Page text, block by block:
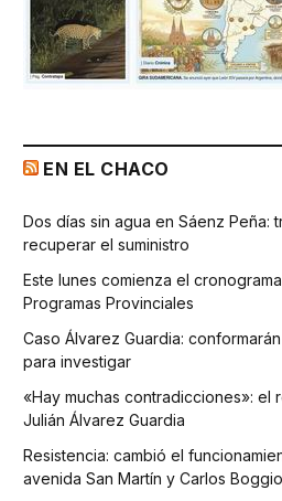
EN EL CHACO
Dos días sin agua en Sáenz Peña:
recuperar el suministro
Este lunes comienza el
Programas Provinciales
Caso Álvarez Guardia:
para investigar
«Hay muchas contradicciones»: el
Julián Álvarez Guardia
Resistencia: cambió el
avenida San Martín y Carlos Boggio